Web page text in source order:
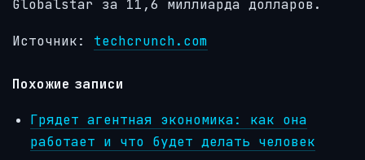
Globalstar за 11,6 миллиарда долларов.
Источник: techcrunch.com
Похожие записи
Грядет агентная экономика: как она
работает и что будет делать человек